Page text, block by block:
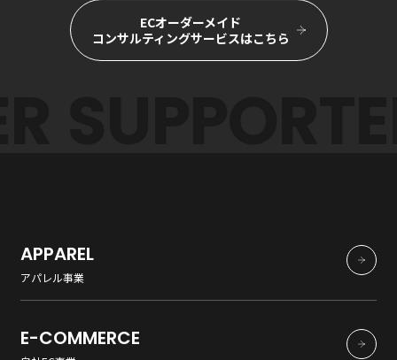
ECオーダーメイド
コンサルティングサービスはこちら
APPAREL
アパレル事業
E-COMMERCE